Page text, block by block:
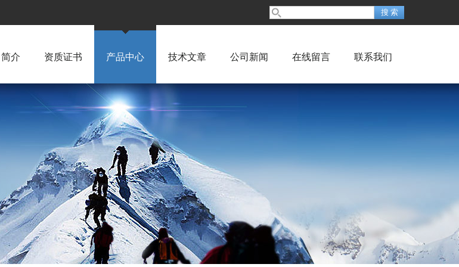
介 资质证书 产品中心 技术文章 公司新闻 在线留言 联系我们